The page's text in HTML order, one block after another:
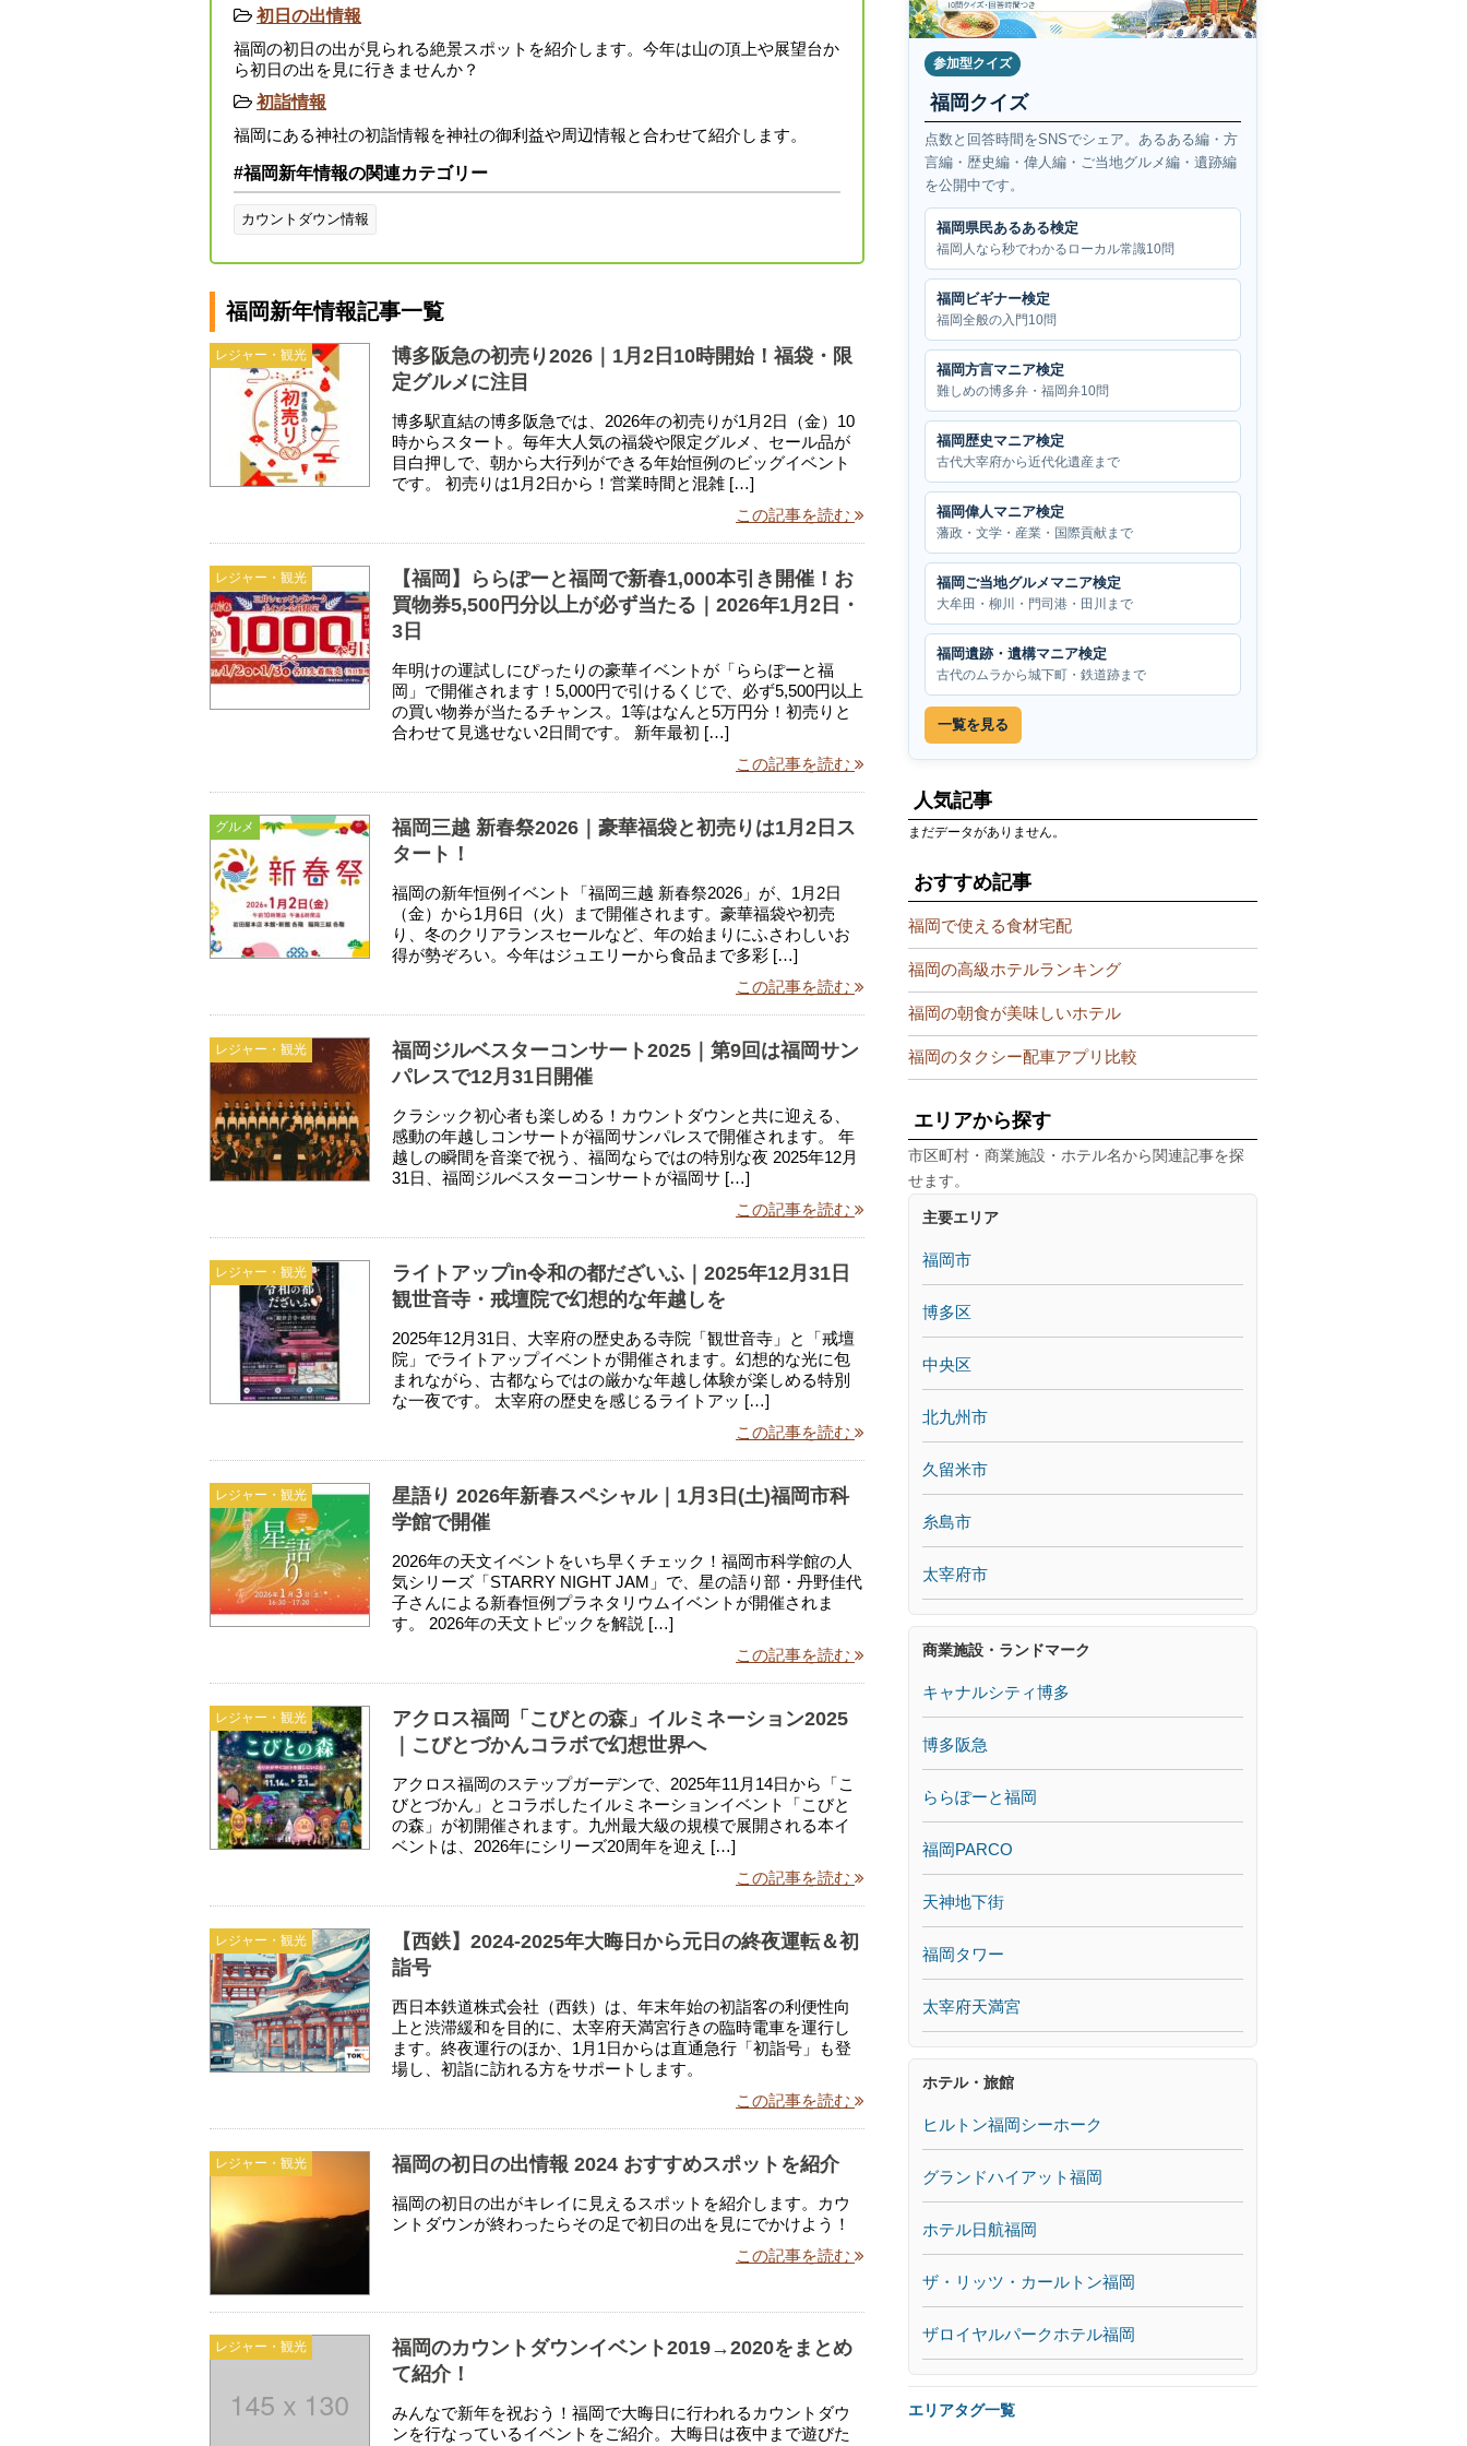
初日の出情報
福岡の初日の出が見られる絶景スポットを紹介します。今年は山の頂上や展望台か
ら初日の出を見に行きませんか？
初詣情報
福岡にある神社の初詣情報を神社の御利益や周辺情報と合わせて紹介します。
#福岡新年情報の関連カテゴリー
カウントダウン情報
福岡新年情報記事一覧
レジャー・観光
博多阪急の初売り2026｜1月2日10時開始！福袋・限
定グルメに注目
博多駅直結の博多阪急では、2026年の初売りが1月2日（金）10
時からスタート。毎年大人気の福袋や限定グルメ、セール品が
目白押しで、朝から大行列ができる年始恒例のビッグイベント
です。 初売りは1月2日から！営業時間と混雑 […]
この記事を読む
レジャー・観光
【福岡】ららぽーと福岡で新春1,000本引き開催！お
買物券5,500円分以上が必ず当たる｜2026年1月2日・
3日
年明けの運試しにぴったりの豪華イベントが「ららぽーと福
岡」で開催されます！5,000円で引けるくじで、必ず5,500円以上
の買い物券が当たるチャンス。1等はなんと5万円分！初売りと
合わせて見逃せない2日間です。 新年最初 […]
この記事を読む
グルメ
福岡三越 新春祭2026｜豪華福袋と初売りは1月2日ス
タート！
福岡の新年恒例イベント「福岡三越 新春祭2026」が、1月2日
（金）から1月6日（火）まで開催されます。豪華福袋や初売
り、冬のクリアランスセールなど、年の始まりにふさわしいお
得が勢ぞろい。今年はジュエリーから食品まで多彩 […]
この記事を読む
レジャー・観光
福岡ジルベスターコンサート2025｜第9回は福岡サン
パレスで12月31日開催
クラシック初心者も楽しめる！カウントダウンと共に迎える、
感動の年越しコンサートが福岡サンパレスで開催されます。 年
越しの瞬間を音楽で祝う、福岡ならではの特別な夜 2025年12月
31日、福岡ジルベスターコンサートが福岡サ […]
この記事を読む
レジャー・観光
ライトアップin令和の都だざいふ｜2025年12月31日
観世音寺・戒壇院で幻想的な年越しを
2025年12月31日、大宰府の歴史ある寺院「観世音寺」と「戒壇
院」でライトアップイベントが開催されます。幻想的な光に包
まれながら、古都ならではの厳かな年越し体験が楽しめる特別
な一夜です。 太宰府の歴史を感じるライトアッ […]
この記事を読む
レジャー・観光
星語り 2026年新春スペシャル｜1月3日(土)福岡市科
学館で開催
2026年の天文イベントをいち早くチェック！福岡市科学館の人
気シリーズ「STARRY NIGHT JAM」で、星の語り部・丹野佳代
子さんによる新春恒例プラネタリウムイベントが開催されま
す。 2026年の天文トピックを解説 […]
この記事を読む
レジャー・観光
アクロス福岡「こびとの森」イルミネーション2025
｜こびとづかんコラボで幻想世界へ
アクロス福岡のステップガーデンで、2025年11月14日から「こ
びとづかん」とコラボしたイルミネーションイベント「こびと
の森」が初開催されます。九州最大級の規模で展開される本イ
ベントは、2026年にシリーズ20周年を迎え […]
この記事を読む
レジャー・観光
【西鉄】2024-2025年大晦日から元日の終夜運転＆初
詣号
西日本鉄道株式会社（西鉄）は、年末年始の初詣客の利便性向
上と渋滞緩和を目的に、太宰府天満宮行きの臨時電車を運行し
ます。終夜運行のほか、1月1日からは直通急行「初詣号」も登
場し、初詣に訪れる方をサポートします。
この記事を読む
レジャー・観光 福岡の初日の出情報 2024 おすすめスポットを紹介
福岡の初日の出がキレイに見えるスポットを紹介します。カウ
ントダウンが終わったらその足で初日の出を見にでかけよう！
この記事を読む
レジャー・観光
福岡のカウントダウンイベント2019→2020をまとめ
て紹介！
みんなで新年を祝おう！福岡で大晦日に行われるカウントダウ
ンを行なっているイベントをご紹介。大晦日は夜中まで遊びた
参加型クイズ
福岡クイズ
点数と回答時間をSNSでシェア。あるある編・方
言編・歴史編・偉人編・ご当地グルメ編・遺跡編
を公開中です。
福岡県民あるある検定
福岡人なら秒でわかるローカル常識10問
福岡ビギナー検定
福岡全般の入門10問
福岡方言マニア検定
難しめの博多弁・福岡弁10問
福岡歴史マニア検定
古代大宰府から近代化遺産まで
福岡偉人マニア検定
藩政・文学・産業・国際貢献まで
福岡ご当地グルメマニア検定
大牟田・柳川・門司港・田川まで
福岡遺跡・遺構マニア検定
古代のムラから城下町・鉄道跡まで
一覧を見る
人気記事
まだデータがありません。
おすすめ記事
福岡で使える食材宅配
福岡の高級ホテルランキング
福岡の朝食が美味しいホテル
福岡のタクシー配車アプリ比較
エリアから探す
市区町村・商業施設・ホテル名から関連記事を探
せます。
主要エリア
福岡市
博多区
中央区
北九州市
久留米市
糸島市
太宰府市
商業施設・ランドマーク
キャナルシティ博多
博多阪急
ららぽーと福岡
福岡PARCO
天神地下街
福岡タワー
太宰府天満宮
ホテル・旅館
ヒルトン福岡シーホーク
グランドハイアット福岡
ホテル日航福岡
ザ・リッツ・カールトン福岡
ザロイヤルパークホテル福岡
エリアタグ一覧